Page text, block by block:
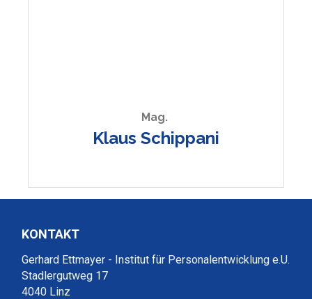
Mag.
Klaus Schippani
KONTAKT
Gerhard Ettmayer - Institut für Personalentwicklung e.U.
Stadlergutweg 17
4040 Linz